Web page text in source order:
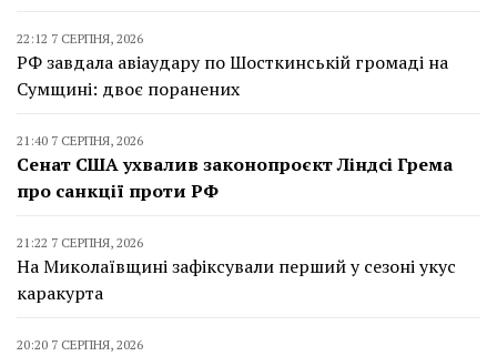
22:12 7 СЕРПНЯ, 2026
РФ завдала авіаудару по Шосткинській громаді на
Сумщині: двоє поранених
21:40 7 СЕРПНЯ, 2026
Сенат США ухвалив законопроєкт Ліндсі Грема
про санкції проти РФ
21:22 7 СЕРПНЯ, 2026
На Миколаївщині зафіксували перший у сезоні укус
каракурта
20:20 7 СЕРПНЯ, 2026